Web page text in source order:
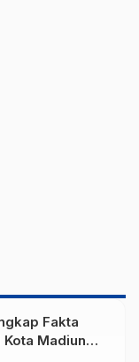
Fakta
Madiun